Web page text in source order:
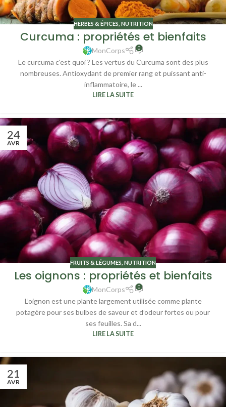
HERBES & ÉPICES NUTRITION
Curcuma : propriétés et bienfaits
MonCorps 0
Le curcuma c'est quoi ? Les vertus du Curcuma sont des plus
nombreuses. Antioxydant de premier rang et puissant anti-
inflammatoire, le ...
LIRE LA SUITE
24
AVR
FRUITS & LÉGUMES NUTRITION
Les oignons : propriétés et bienfaits
MonCorps 0
L’oignon est une plante largement utilisée comme plante
potagère pour ses bulbes de saveur et d’odeur fortes ou pour
ses feuilles. Sa d...
LIRE LA SUITE
21
AVR